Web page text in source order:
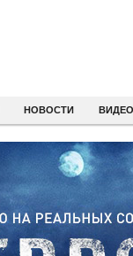
НОВОСТИ ВИДЕО